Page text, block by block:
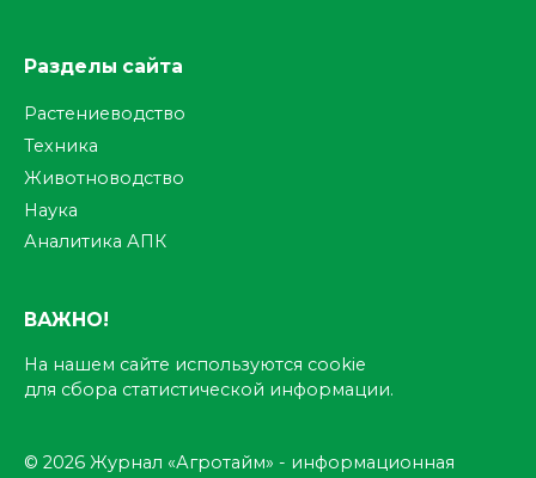
Разделы сайта
Растениеводство
Техника
Животноводство
Наука
Аналитика АПК
ВАЖНО!
На нашем сайте используются cookie
для сбора статистической информации.
© 2026 Журнал «Агротайм» - информационная